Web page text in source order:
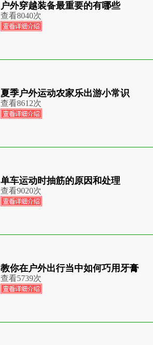
户外穿越装备最重要的有哪些
查看8040次
夏季户外运动农家乐出游小常识
查看8612次
单车运动时抽筋的原因和处理
查看9020次
教你在户外出行当中如何巧用牙膏
查看5739次